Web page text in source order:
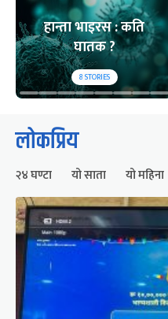
हान्ता भाइरस : कति
घातक ?
8STORIES
लोकप्रिय
२४ घण्टा यो साता यो महिना